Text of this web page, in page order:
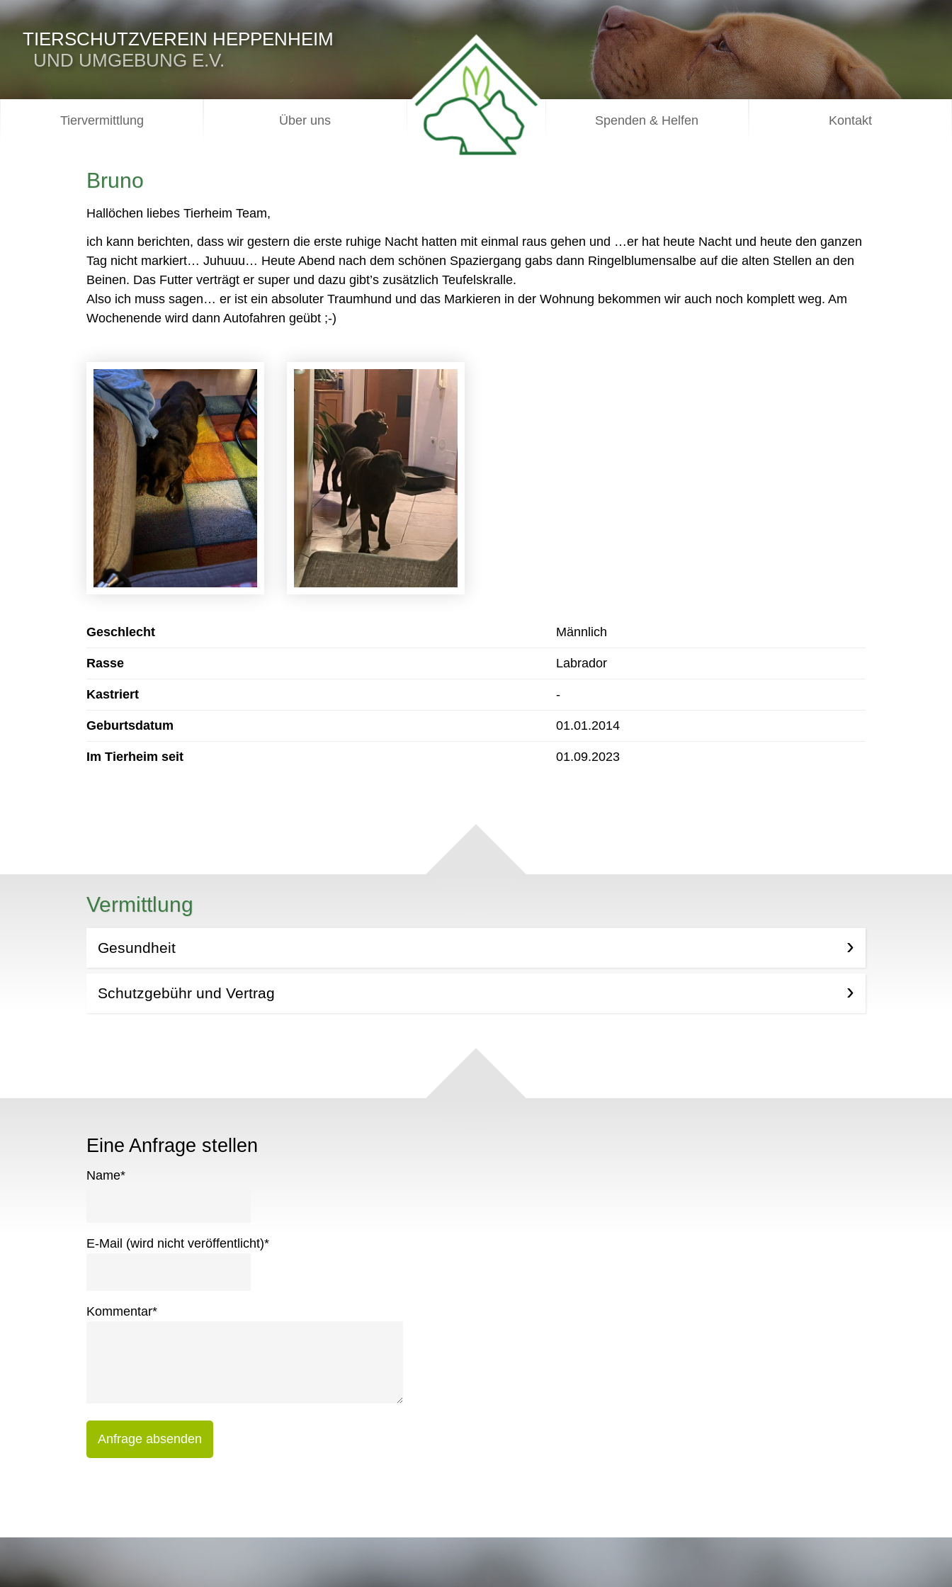
TIERSCHUTZVEREIN HEPPENHEIM
UND UMGEBUNG E.V.
Tiervermittlung Über uns Spenden & Helfen Kontakt
Bruno
Hallöchen liebes Tierheim Team,
ich kann berichten, dass wir gestern die erste ruhige Nacht hatten mit einmal raus gehen und …er hat heute Nacht und heute den ganzen
Tag nicht markiert… Juhuuu… Heute Abend nach dem schönen Spaziergang gabs dann Ringelblumensalbe auf die alten Stellen an den
Beinen. Das Futter verträgt er super und dazu gibt’s zusätzlich Teufelskralle.
Also ich muss sagen… er ist ein absoluter Traumhund und das Markieren in der Wohnung bekommen wir auch noch komplett weg. Am
Wochenende wird dann Autofahren geübt ;-)
Geschlecht Männlich
Rasse Labrador
Kastriert -
Geburtsdatum 01.01.2014
Im Tierheim seit 01.09.2023
Vermittlung
Gesundheit
Schutzgebühr und Vertrag
Eine Anfrage stellen
Name*
E-Mail (wird nicht veröffentlicht)*
Kommentar*
Anfrage absenden